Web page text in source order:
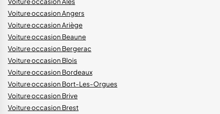
Voiture occasion Angers
Voiture occasion Ariège
Voiture occasion Beaune
Voiture occasion Bergerac
Voiture occasion Blois
Voiture occasion Bordeaux
Voiture occasion Bort-Les-Orgues
Voiture occasion Brive
Voiture occasion Brest